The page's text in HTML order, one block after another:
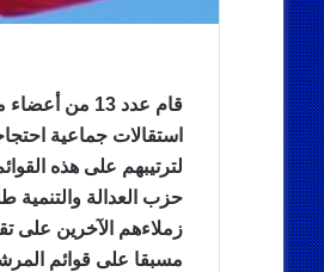
قام عدد 13
استقالات جماعية
لترتيبهم على هذه
حزب العدالة والتنمية
زملاءهم الآخرين على
مسبقا على قوائم